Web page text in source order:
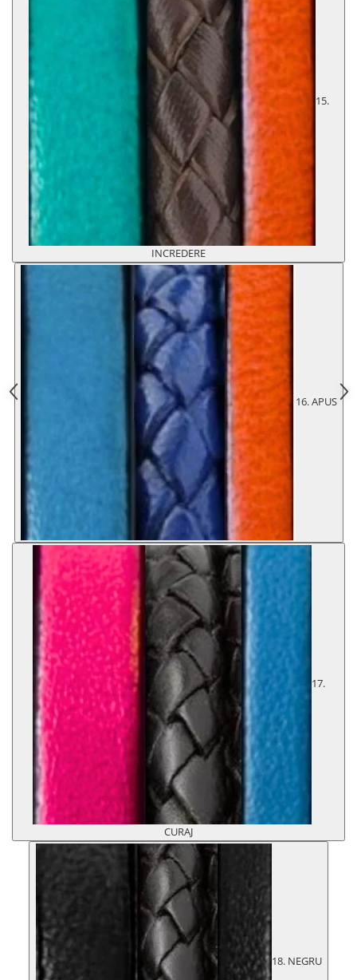
15.
INCREDERE
16. APUS
17.
CURAJ
18. NEGRU